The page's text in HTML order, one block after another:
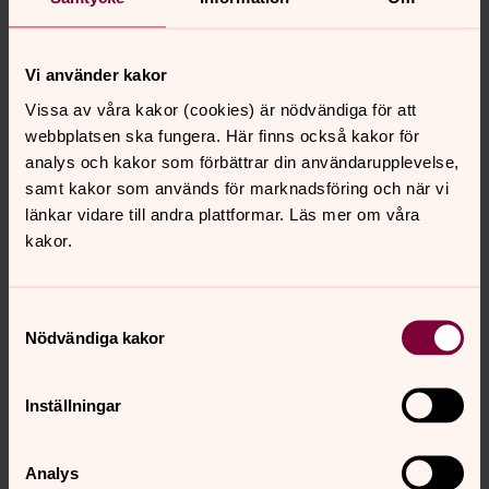
Vi använder kakor
Vissa av våra kakor (cookies) är nödvändiga för att
webbplatsen ska fungera. Här finns också kakor för
analys och kakor som förbättrar din användarupplevelse,
samt kakor som används för marknadsföring och när vi
länkar vidare till andra plattformar. Läs mer om våra
kakor.
Nödvändiga kakor
Inställningar
Analys